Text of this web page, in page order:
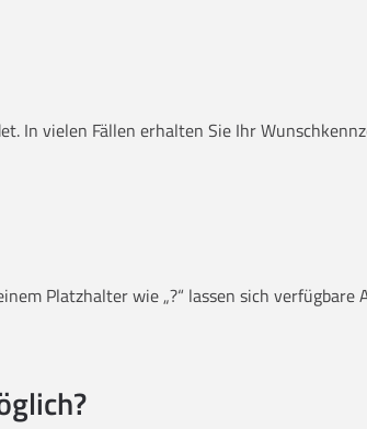
In vielen Fällen erhalten Sie Ihr
Platzhalter wie „?“ lassen sich verfügbare